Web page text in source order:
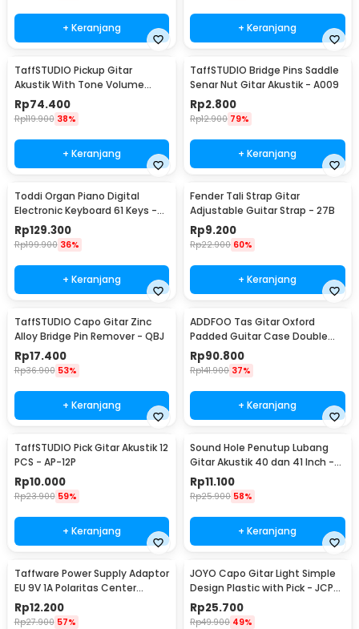
+ Keranjang + Keranjang
TaffSTUDIO Pickup Gitar
Akustik With Tone Volume
Control - P-011
Rp74.400
Rp119.900 38%
+ Keranjang
TaffSTUDIO Bridge Pins Saddle
Senar Nut Gitar Akustik - A009
Rp2.800
Rp12.900 79%
+ Keranjang
Toddi Organ Piano Digital
Electronic Keyboard 61 Keys -
MQ-6106
Rp129.300
Rp199.900 36%
+ Keranjang
Fender Tali Strap Gitar
Adjustable Guitar Strap - 27B
Rp9.200
Rp22.900 60%
+ Keranjang
TaffSTUDIO Capo Gitar Zinc
Alloy Bridge Pin Remover - QBJ
Rp17.400
Rp36.900 53%
+ Keranjang
ADDFOO Tas Gitar Oxford
Padded Guitar Case Double
Strap Waterproof - ZH06501
Rp90.800
Rp141.900 37%
+ Keranjang
TaffSTUDIO Pick Gitar Akustik 12
PCS - AP-12P
Rp10.000
Rp23.900 59%
+ Keranjang
Sound Hole Penutup Lubang
Gitar Akustik 40 dan 41 Inch -
SH410
Rp11.100
Rp25.900 58%
+ Keranjang
Taffware Power Supply Adaptor
EU 9V 1A Polaritas Center
Positif - YErY-0910
Rp12.200
Rp27.900 57%
JOYO Capo Gitar Light Simple
Design Plastic with Pick - JCP-
01
Rp25.700
Rp49.900 49%